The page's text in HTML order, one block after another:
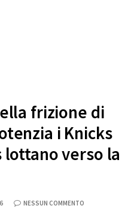
frizione di
i Knicks
verso la
NESSUN COMMENTO